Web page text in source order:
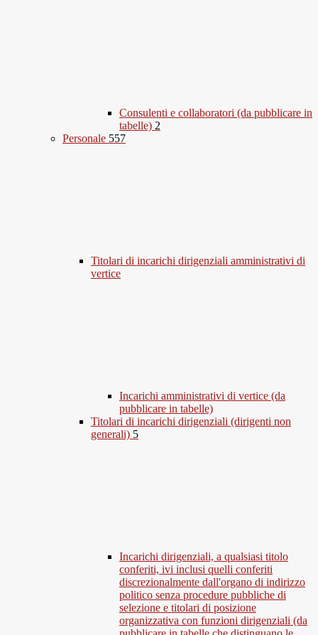
Consulenti e collaboratori (da pubblicare in
tabelle) 2
Personale 557
Titolari di incarichi dirigenziali amministrativi di
vertice
Incarichi amministrativi di vertice (da
pubblicare in tabelle)
Titolari di incarichi dirigenziali (dirigenti non
generali) 5
Incarichi dirigenziali, a qualsiasi titolo
conferiti, ivi inclusi quelli conferiti
discrezionalmente dall'organo di indirizzo
politico senza procedure pubbliche di
selezione e titolari di posizione
organizzativa con funzioni dirigenziali (da